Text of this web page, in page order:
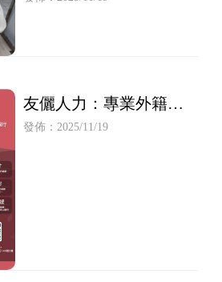
友儷人力：專業外籍移
工仲介的首選
發佈：2025/11/19